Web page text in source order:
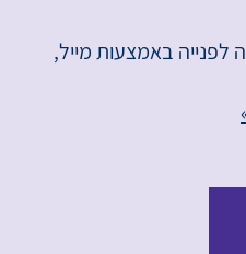
באמצעות מייל,